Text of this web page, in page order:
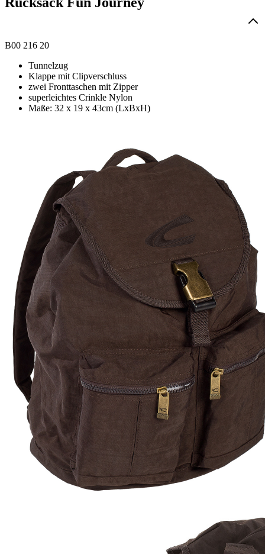
B00 216 20
Tunnelzug
Klappe mit Clipverschluss
zwei Fronttaschen mit Zipper
superleichtes Crinkle Nylon
Maße: 32 x 19 x 43cm (LxBxH)